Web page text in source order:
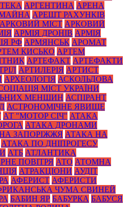
АРГЕНТИНА АРЕНА
АРЕШТ РАХУНКІВ
АРКОВИЙ МІСТ АРКОВИЙ
АРМІЯ ДРОНІВ АРМІЯ
РФ АРМЯНСЬК АРОМАТ
КИСЬКО АРТЕМ
АРТЕФАКТ АРТЕФАКТИ
АРТИЛЕРІЯ АРТИСТ
АРХЕОЛОГІЯ АСКОЛЬДОВА
МІСТ УКРАЇНИ
МЕНШИН АСПІРАНТ
АСТРОНОМІЧНЕ ЯВИЩЕ
АТ "МОТОР СІЧ" АТАКА
АТАКА ДРОНАМИ
ЗАПОРІЖЖЯ АТАКА НА
АТАКА ПО ДНІПРОГЕСУ
АТБ АТЛАНТИКА
ПОВІТРЯ АТО АТОМНА
АТРАКЦІОНИ АУДІТ
АФЕРИСТ АФЕРИСТИ
ЧУМА СВИНЕЙ
БАБИН ЯР БАБУРКА БАБУСЯ